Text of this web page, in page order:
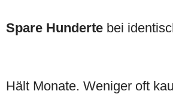
Spare Hunderte bei
Hält Monate. Weniger oft